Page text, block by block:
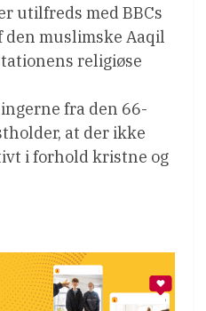
utilfreds med BBCs
muslimske Aaqil
religiøse
fra den 66-
at der ikke
i forhold kristne og